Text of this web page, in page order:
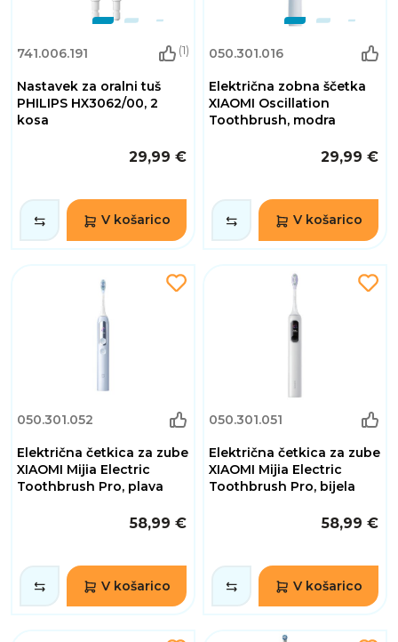
741.006.191 (1)
Nastavek za oralni tuš
PHILIPS HX3062/00, 2
kosa
29,99 €
V košarico
050.301.016
Električna zobna ščetka
XIAOMI Oscillation
Toothbrush, modra
29,99 €
V košarico
050.301.052
Električna četkica za zube
XIAOMI Mijia Electric
Toothbrush Pro, plava
58,99 €
V košarico
050.301.051
Električna četkica za zube
XIAOMI Mijia Electric
Toothbrush Pro, bijela
58,99 €
V košarico